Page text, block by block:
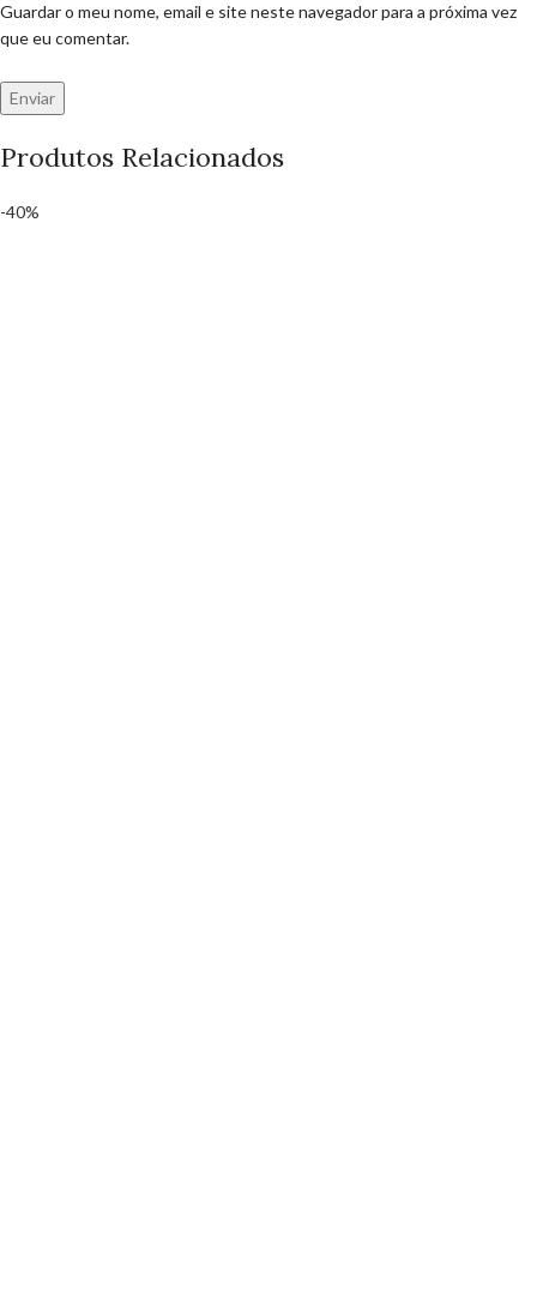
Guardar o meu nome, email e site neste navegador para a próxima vez
que eu comentar.
Produtos Relacionados
-40%